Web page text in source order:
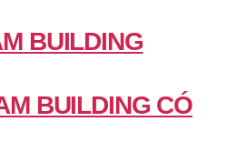
BUILDING
BUILDING CÓ